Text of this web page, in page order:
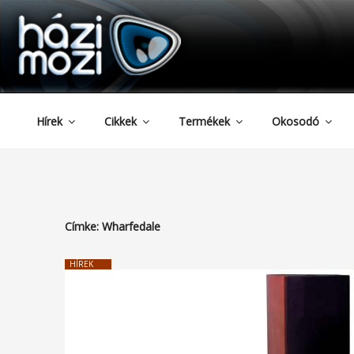
Tartalomhoz
HAZIMOZI
Hírek Cikkek Termékek Okosodó
Címke: Wharfedale
HÍREK